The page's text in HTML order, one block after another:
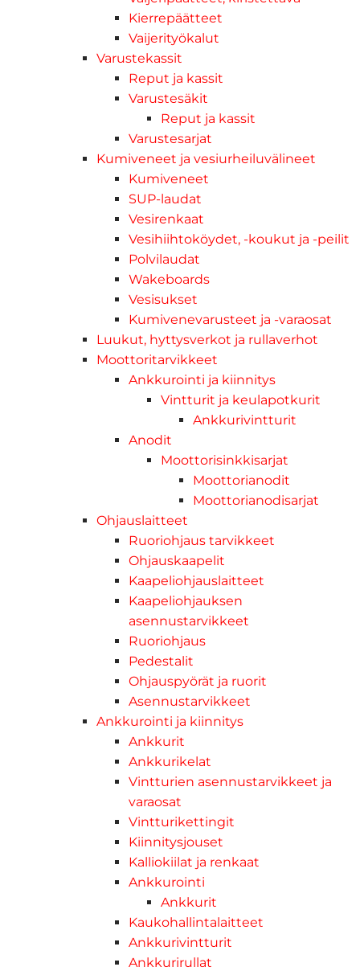
Kierrepäätteet
Vaijerityökalut
Varustekassit
Reput ja kassit
Varustesäkit
Reput ja kassit
Varustesarjat
Kumiveneet ja vesiurheiluvälineet
Kumiveneet
SUP-laudat
Vesirenkaat
Vesihiihtoköydet, -koukut ja -peilit
Polvilaudat
Wakeboards
Vesisukset
Kumivenevarusteet ja -varaosat
Luukut, hyttysverkot ja rullaverhot
Moottoritarvikkeet
Ankkurointi ja kiinnitys
Vintturit ja keulapotkurit
Ankkurivintturit
Anodit
Moottorisinkkisarjat
Moottorianodit
Moottorianodisarjat
Ohjauslaitteet
Ruoriohjaus tarvikkeet
Ohjauskaapelit
Kaapeliohjauslaitteet
Kaapeliohjauksen
asennustarvikkeet
Ruoriohjaus
Pedestalit
Ohjauspyörät ja ruorit
Asennustarvikkeet
Ankkurointi ja kiinnitys
Ankkurit
Ankkurikelat
Vintturien asennustarvikkeet ja
varaosat
Vintturikettingit
Kiinnitysjouset
Kalliokiilat ja renkaat
Ankkurointi
Ankkurit
Kaukohallintalaitteet
Ankkurivintturit
Ankkurirullat